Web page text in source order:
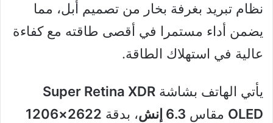
نظام تبريد بغرفة بخار من تصميم أبل، مما
يضمن أداء مستمرا في أقصى طاقته مع كفاءة
عالية في استهلاك الطاقة.
يأتي الهاتف بشاشة Super Retina XDR
OLED مقاس 6.3 إنش ، بدقة
2622×1206